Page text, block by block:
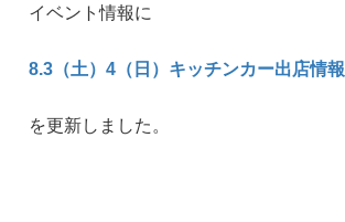
イベント情報に
8.3（土）4（日）キッチンカー出店情報
を更新しました。